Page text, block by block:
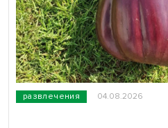
развлечения 04.08.2026